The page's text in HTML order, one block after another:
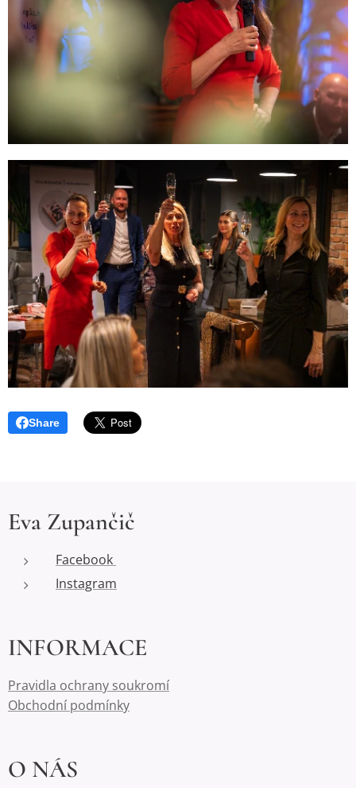
Share
Eva Zupančič
Facebook
Instagram
INFORMACE
Pravidla ochrany soukromí
Obchodní podmínky
O NÁS